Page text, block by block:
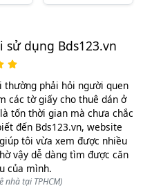
dụng Bds123.vn
phải hỏi người quen
các tờ giấy cho thuê dán ở
tốn thời gian mà chưa chắc
đến Bds123.vn, website
tôi vừa xem được nhiều
vậy dễ dàng tìm được căn
của mình.
nhà tại TPHCM)